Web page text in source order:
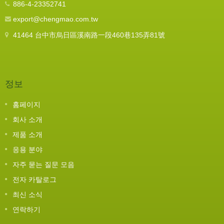
886-4-23352741
export@chengmao.com.tw
41464 台中市烏日區溪南路一段460巷135弄81號
정보
홈페이지
회사 소개
제품 소개
응용 분야
자주 묻는 질문 모음
전자 카탈로그
최신 소식
연락하기